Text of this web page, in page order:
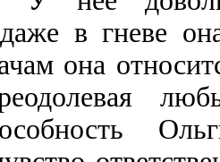
в гневе
она